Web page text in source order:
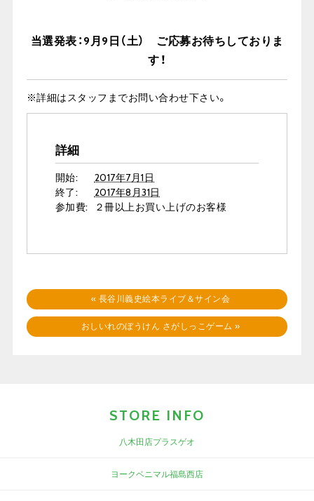
当選発表：9月9日（土） ご応募お待ちしておりま
す！
※詳細はスタッフまでお問い合わせ下さい。
詳細
開始:
2017年7月1日
終了:
2017年8月31日
参加費:
２冊以上お買い上げのお客様
« 長谷川義史絵本ライブ＆サイン会
おしいれのぼうけん さがしっこゲーム »
STORE INFO
八木田店プラスゲオ
ヨークベニマル福島西店